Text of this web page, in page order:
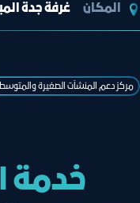
المكان
غرفة جدة
مركز دعم المنشآت الصغيرة
خدمة